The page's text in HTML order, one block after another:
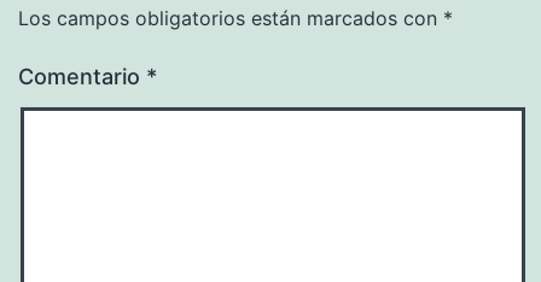
Los campos obligatorios están marcados con *
Comentario *